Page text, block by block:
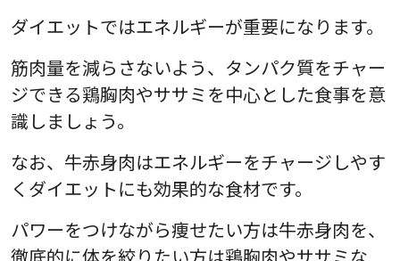
ダイエットではエネルギーが重要になります。
筋肉量を減らさないよう、タンパク質をチャー
ジできる鶏胸肉やササミを中心とした食事を意
識しましょう。
なお、牛赤身肉はエネルギーをチャージしやす
くダイエットにも効果的な食材です。
パワーをつけながら痩せたい方は牛赤身肉を、